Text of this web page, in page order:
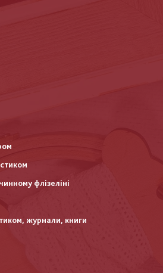
флізеліні
журнали, книги